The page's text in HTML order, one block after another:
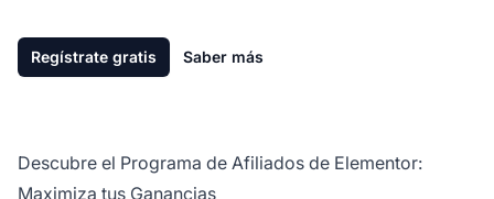
Regístrate gratis Saber más
Descubre el Programa de Afiliados de Elementor:
Maximiza tus Ganancias